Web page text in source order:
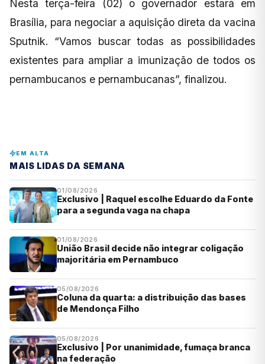
Nesta terça-feira (02) o governador estará em
Brasília, para negociar a aquisição direta da vacina
Sputnik. “Vamos buscar todas as possibilidades
existentes para ampliar a imunização de todos os
pernambucanos e pernambucanas”, finalizou.
EM ALTA
MAIS LIDAS DA SEMANA
01/08/2026
Exclusivo | Raquel escolhe Eduardo da Fonte
para a segunda vaga na chapa
01/08/2026
União Brasil decide não integrar coligação
majoritária em Pernambuco
05/08/2026
Coluna da quarta: a distribuição das bases
de Mendonça Filho
05/08/2026
Exclusivo | Por unanimidade, fumaça branca
na federação